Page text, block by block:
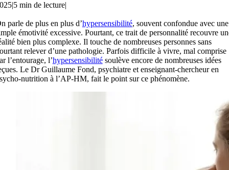
|5 min de lecture|
parle de plus en plus d’hypersensibilité, souvent confondue avec une
émotivité excessive. Pourtant, ce trait de personnalité recouvre
bien plus complexe. Il touche de nombreuses personnes sans
relever d’une pathologie. Parfois difficile à vivre, mal comprise
l’entourage, l’hypersensibilitésoulève encore de nombreuses idées
Le Dr Guillaume Fond, psychiatre et enseignant-chercheur en
nutrition à l’AP-HM, fait le point sur ce phénomène.